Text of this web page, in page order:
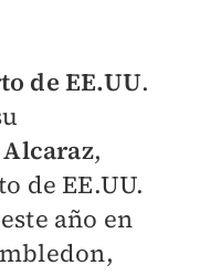
de EE.UU.
,
de EE.UU.
año en